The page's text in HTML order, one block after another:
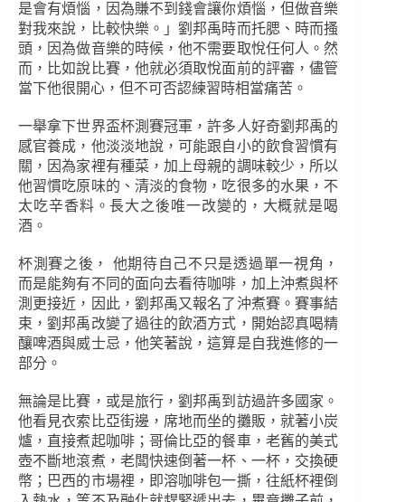
是會有煩惱，因為賺不到錢會讓你煩惱，但做音樂
對我來說，比較快樂。」劉邦禹時而托腮、時而搔
頭，因為做音樂的時候，他不需要取悅任何人。然
而，比如說比賽，他就必須取悅面前的評審，儘管
當下他很開心，但不可否認練習時相當痛苦。
一舉拿下世界盃杯測賽冠軍，許多人好奇劉邦禹的
感官養成，他淡淡地說，可能跟自小的飲食習慣有
關，因為家裡有種菜，加上母親的調味較少，所以
他習慣吃原味的、清淡的食物，吃很多的水果，不
太吃辛香料。長大之後唯一改變的，大概就是喝
酒。
杯測賽之後， 他期待自己不只是透過單一視角，
而是能夠有不同的面向去看待咖啡，加上沖煮與杯
測更接近，因此，劉邦禹又報名了沖煮賽。賽事結
束，劉邦禹改變了過往的飲酒方式，開始認真喝精
釀啤酒與威士忌，他笑著說，這算是自我進修的一
部分。
無論是比賽，或是旅行，劉邦禹到訪過許多國家。
他看見衣索比亞街邊，席地而坐的攤販，就著小炭
爐，直接煮起咖啡；哥倫比亞的餐車，老舊的美式
壺不斷地滾煮，老闆快速倒著一杯、一杯，交換硬
幣；巴西的市場裡，即溶咖啡包一撕，往紙杯裡倒